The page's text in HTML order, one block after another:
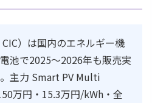
）は国内のエネルギー機
池で2025〜2026年も販売実
主力 Smart PV Multi
万円・15.3万円/kWh・全